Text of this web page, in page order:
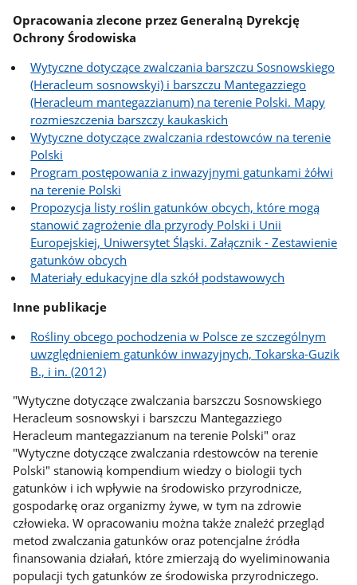
Opracowania zlecone przez Generalną Dyrekcję
Ochrony Środowiska
Wytyczne dotyczące zwalczania barszczu Sosnowskiego
(Heracleum sosnowskyi) i barszczu Mantegazziego
(Heracleum mantegazzianum) na terenie Polski. Mapy
rozmieszczenia barszczy kaukaskich
Wytyczne dotyczące zwalczania rdestowców na terenie
Polski
Program postępowania z inwazyjnymi gatunkami żółwi
na terenie Polski
Propozycja listy roślin gatunków obcych, które mogą
stanowić zagrożenie dla przyrody Polski i Unii
Europejskiej, Uniwersytet Śląski. Załącznik - Zestawienie
gatunków obcych
Materiały edukacyjne dla szkół podstawowych
Inne publikacje
Rośliny obcego pochodzenia w Polsce ze szczególnym
uwzględnieniem gatunków inwazyjnych, Tokarska-Guzik
B., i in. (2012)
"Wytyczne dotyczące zwalczania barszczu Sosnowskiego
Heracleum sosnowskyi i barszczu Mantegazziego
Heracleum mantegazzianum na terenie Polski" oraz
"Wytyczne dotyczące zwalczania rdestowców na terenie
Polski" stanowią kompendium wiedzy o biologii tych
gatunków i ich wpływie na środowisko przyrodnicze,
gospodarkę oraz organizmy żywe, w tym na zdrowie
człowieka. W opracowaniu można także znaleźć przegląd
metod zwalczania gatunków oraz potencjalne źródła
finansowania działań, które zmierzają do wyeliminowania
populacji tych gatunków ze środowiska przyrodniczego.